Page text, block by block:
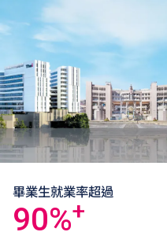
畢業生就業率超過
90%+